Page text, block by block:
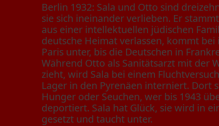
Berlin 1932: Sala und Otto sind
sie sich ineinander verlieben. Er
aus einer intellektuellen jüdischen
deutsche Heimat verlassen, kommt
Paris unter, bis die Deutschen in
Während Otto als Sanitätsarzt mit der
zieht, wird Sala bei einem
Lager in den Pyrenäen interniert. Dort
Hunger oder Seuchen, wer bis 1943
deportiert. Sala hat Glück, sie wird in
gesetzt und taucht unter.